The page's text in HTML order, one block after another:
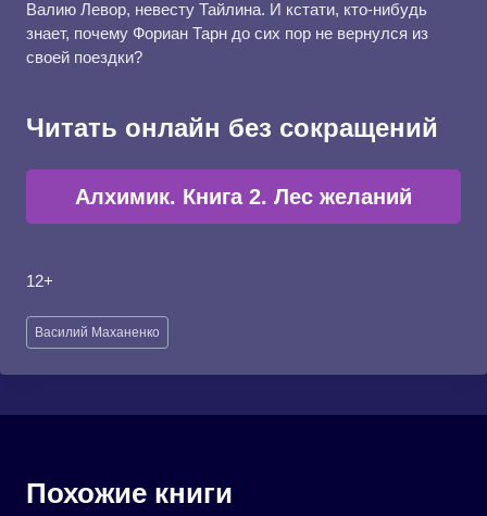
Валию Левор, невесту Тайлина. И кстати, кто-нибудь
знает, почему Фориан Тарн до сих пор не вернулся из
своей поездки?
Читать онлайн без сокращений
Алхимик. Книга 2. Лес желаний
12+
Метки
записи:
Василий Маханенко
Похожие книги